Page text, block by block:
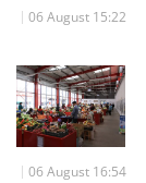
06 August 15:22
06 August 16:54